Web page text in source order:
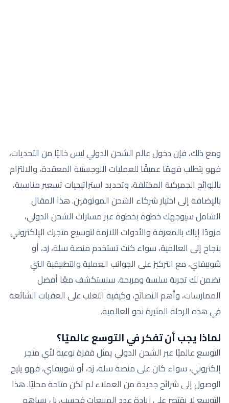
ومع ذلك، فإن دخول عالم الشحن الدولي ليس خاليًا من التحديات،
فهو يتطلب فهمًا عميقًا للعمليات اللوجستية المعقدة، والالتزام
باللوائح الجمركية المختلفة، وتحديد استراتيجيات تسعير مناسبة،
بالإضافة إلى اختيار شركاء الشحن الموثوقين. هذا المقال
الشامل سيوجهك خطوة بخطوة عبر مسارات الشحن الدولي،
مزودًا إياك بالمعرفة والأدوات اللازمة لتوسيع متجرك الإلكتروني
بنجاح إلى العالمية، سواء كنت تستخدم منصة سلة، زد، أو
شوبيفاي، مع التركيز على الجوانب العملية والتطبيقية التي
تضمن لك تجربة سلسة ومربحة. سنستكشف معًا أفضل
الممارسات، وأهم النصائح، وكيفية التغلب على العقبات الشائعة
في هذه الرحلة المثيرة نحو العالمية.
لماذا يجب أن تفكر في التوسع عالميًا؟
التوسع عالميًا عبر الشحن الدولي يمثل قفزة نوعية لأي متجر
إلكتروني، سواء كان على منصة سلة، زد، أو شوبيفاي، فهو يتيح
الوصول إلى شرائح جديدة من العملاء لم تكن متاحة محليًا. هذا
التوسع لا يقتصر على زيادة عدد المبيعات فحسب، بل يساهم